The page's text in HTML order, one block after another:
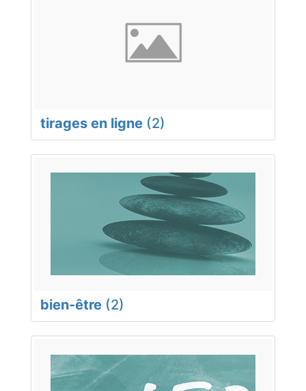
tirages en ligne (2)
bien-être (2)